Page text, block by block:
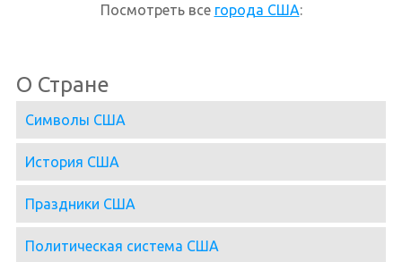
Посмотреть все города США:
О Стране
Символы США
История США
Праздники США
Политическая система США